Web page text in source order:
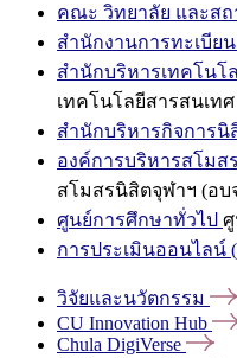
คณะ วิทยาลัย และส
สำนักงานการทะเบียน
สำนักบริหารเทคโนโ
เทคโนโลยีสารสนเทศ
สำนักบริหารกิจการนิ
องค์การบริหารสโมส
สโมสรนิสิตจุฬาฯ (อบ
ศูนย์การศึกษาทั่วไป
การประเมินออนไลน์
วิจัยและนวัตกรรม
CU Innovation Hub
Chula DigiVerse